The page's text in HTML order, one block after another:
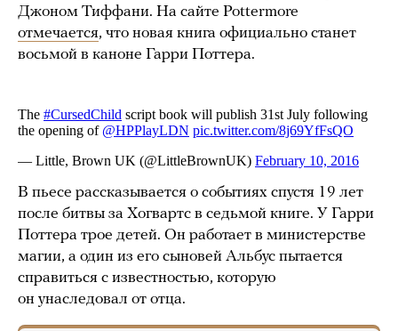
Джоном Тиффани. На сайте Pottermore
отмечается, что новая книга официально станет
восьмой в каноне Гарри Поттера.
В пьесе рассказывается о событиях спустя 19 лет
после битвы за Хогвартс в седьмой книге. У Гарри
Поттера трое детей. Он работает в министерстве
магии, а один из его сыновей Альбус пытается
справиться с известностью, которую
он унаследовал от отца.